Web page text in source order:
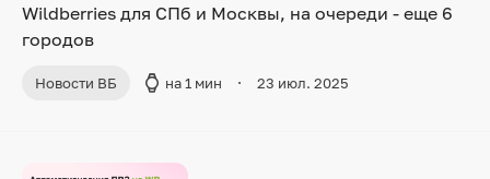
Wildberries для СПб и Москвы, на очереди - еще 6
городов
Новости ВБ на 1 мин 23 июл. 2025